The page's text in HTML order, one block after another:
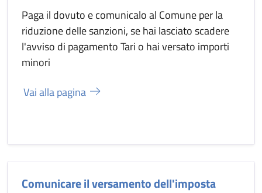
Paga il dovuto e comunicalo al Comune per la
riduzione delle sanzioni, se hai lasciato scadere
l'avviso di pagamento Tari o hai versato importi
minori
Vai alla pagina
Comunicare il versamento dell'imposta